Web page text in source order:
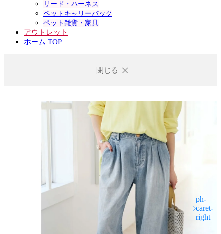
リード・ハーネス
ペットキャリーバック
ペット雑貨・家具
アウトレット
ホーム TOP
閉じる